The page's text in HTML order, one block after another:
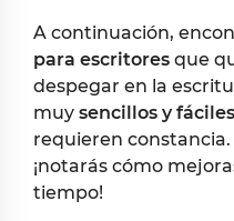
A continuación,
para escritores que
despegar en la
muy sencillos y fáciles
requieren constancia.
¡notarás cómo
tiempo!